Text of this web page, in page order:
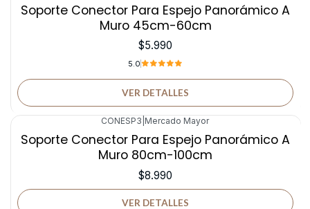
Soporte Conector Para Espejo Panorámico A
Muro 45cm-60cm
$5.990
5.0
VER DETALLES
CONESP3 Mercado Mayor
Soporte Conector Para Espejo Panorámico A
Muro 80cm-100cm
$8.990
VER DETALLES